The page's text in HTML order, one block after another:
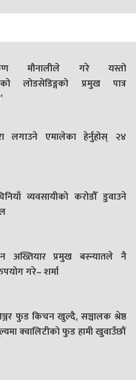
मौनालीले गरे यस्तो
लोडसेडिङ्गको प्रमुख पात्र
लगाउने एमालेका हेर्नुहोस् २४
व्यवसायीको करोडौँ डुवाउने
अख्तियार प्रमुख बस्न्यातले नै
गरे– शर्मा
फुड किचन खुल्दै, सञ्चालक श्रेष्ठ
क्वालिटीको फुड हामी खुवाउँछौं